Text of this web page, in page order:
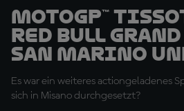
MotoGP™
Red Bull
San Marino
Riviera von
Es war ein weiteres actiongeladenes
sich in Misano durchgesetzt?